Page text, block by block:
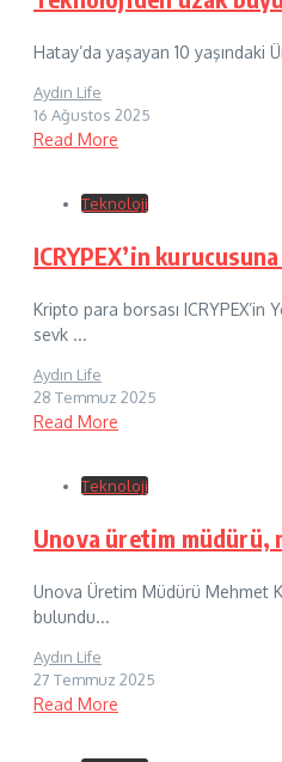
Hatay’da yaşayan 10
Aydın Life
16 Ağustos 2025
Read More
Teknoloji
ICRYPEX’in
Kripto para borsası
sevk ...
Aydın Life
28 Temmuz 2025
Read More
Teknoloji
Unova üretim müdürü,
Unova Üretim Müdürü Mehmet
bulundu...
Aydın Life
27 Temmuz 2025
Read More